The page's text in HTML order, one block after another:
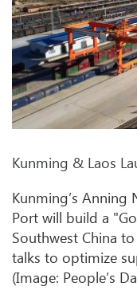
Kunming & Laos
Kunming’s Anning
Port will build a
Southwest China
talks to optimize
(Image: People’s